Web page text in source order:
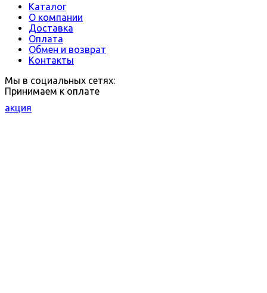
Каталог
О компании
Доставка
Оплата
Обмен и возврат
Контакты
Мы в социальных сетях:
Принимаем к оплате
акция